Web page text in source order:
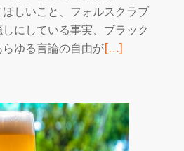
しいこと、フォルスクラブ
にしている事実、ブラック
ゆる言論の自由が続
読
む
2
[…]